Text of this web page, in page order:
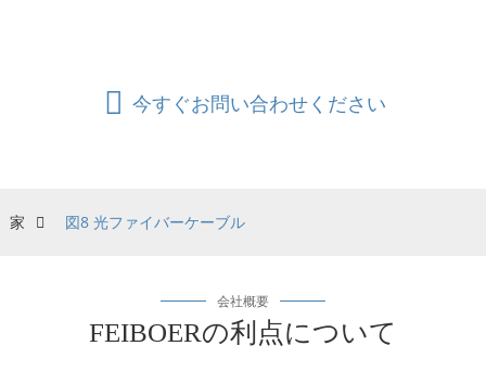
今すぐお問い合わせください
家 図8 光ファイバーケーブル
会社概要
FEIBOERの利点について